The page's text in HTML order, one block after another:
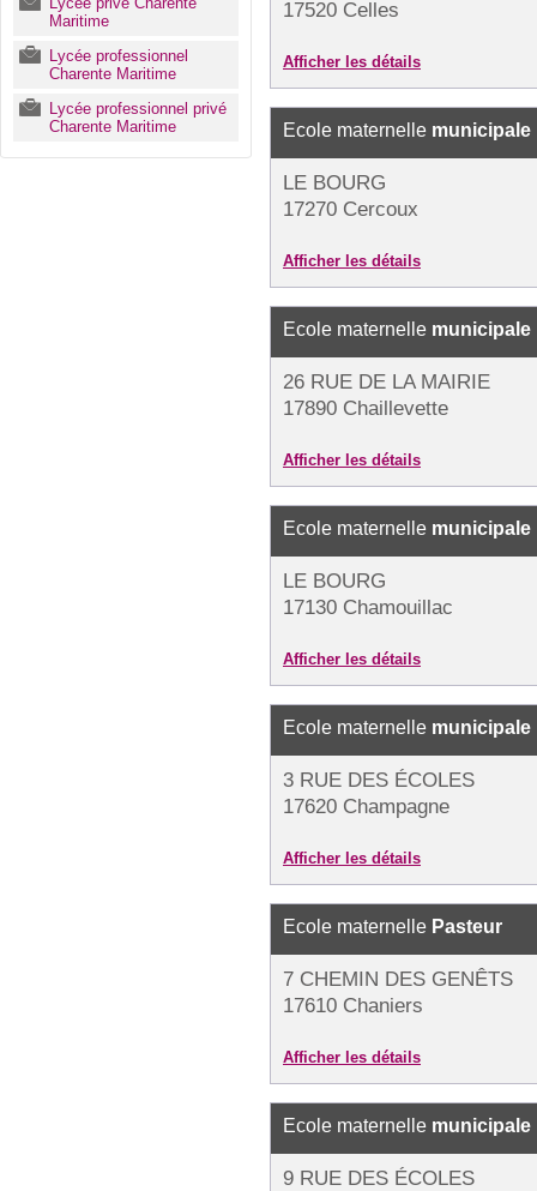
Maritime
Lycée professionnel
Charente Maritime
Lycée professionnel privé
Charente Maritime
17520 Celles
Afficher les détails
Ecole maternelle municipale
LE BOURG
17270 Cercoux
Afficher les détails
Ecole maternelle municipale
26 RUE DE LA MAIRIE
17890 Chaillevette
Afficher les détails
Ecole maternelle municipale
LE BOURG
17130 Chamouillac
Afficher les détails
Ecole maternelle municipale
3 RUE DES ÉCOLES
17620 Champagne
Afficher les détails
Ecole maternelle Pasteur
7 CHEMIN DES GENÊTS
17610 Chaniers
Afficher les détails
Ecole maternelle municipale
9 RUE DES ÉCOLES